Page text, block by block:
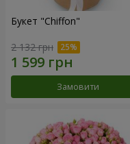
Букет "Chiffon"
2 132 грн
Замовити